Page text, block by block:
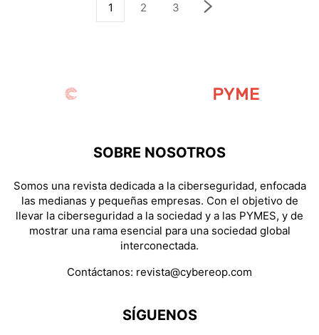
1 2 3
SOBRE NOSOTROS
Somos una revista dedicada a la ciberseguridad, enfocada
las medianas y pequeñas empresas. Con el objetivo de
llevar la ciberseguridad a la sociedad y a las PYMES, y de
mostrar una rama esencial para una sociedad global
interconectada.
Contáctanos: revista@cybereop.com
SÍGUENOS